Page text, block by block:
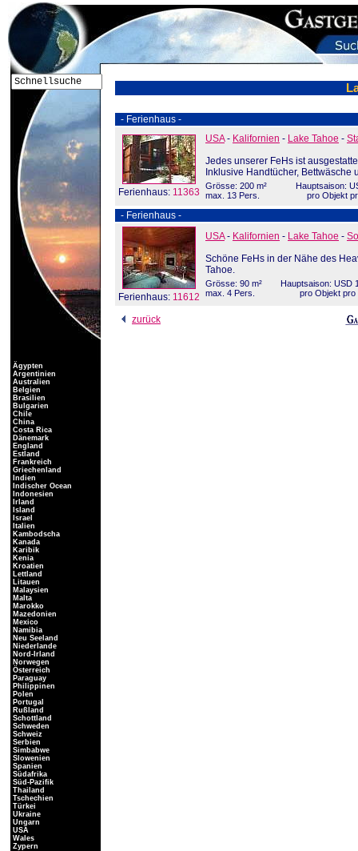
- Ferienhaus -
Ferienhaus: 11363
USA- Kalifornien - Lake Tahoe -
Jedes unserer FeHs ist
Inklusive Handtücher, Bettwäsche
Grösse: 200 m²
max. 13 Pers.
Hauptsaison:
pro Objekt
- Ferienhaus -
Ferienhaus: 11612
USA- Kalifornien - Lake Tahoe -
Schöne FeHs in der Nähe des
Tahoe.
Grösse: 90 m²
max. 4 Pers.
Hauptsaison: USD
pro Objekt pro
zurück
Ägypten
Argentinien
Australien
Belgien
Brasilien
Bulgarien
Chile
China
Costa Rica
Dänemark
England
Estland
Frankreich
Griechenland
Indien
Indischer Ocean
Indonesien
Irland
Island
Israel
Italien
Kambodscha
Kanada
Karibik
Kenia
Kroatien
Lettland
Litauen
Malaysien
Malta
Marokko
Mazedonien
Mexico
Namibia
Neu Seeland
Niederlande
Nord-Irland
Norwegen
Österreich
Paraguay
Philippinen
Polen
Portugal
Rußland
Schottland
Schweden
Schweiz
Serbien
Simbabwe
Slowenien
Spanien
Südafrika
Süd-Pazifik
Thailand
Tschechien
Türkei
Ukraine
Ungarn
USA
Wales
Zypern